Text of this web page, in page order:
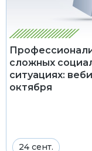
сложных
ситуациях:
октября
24 сент.